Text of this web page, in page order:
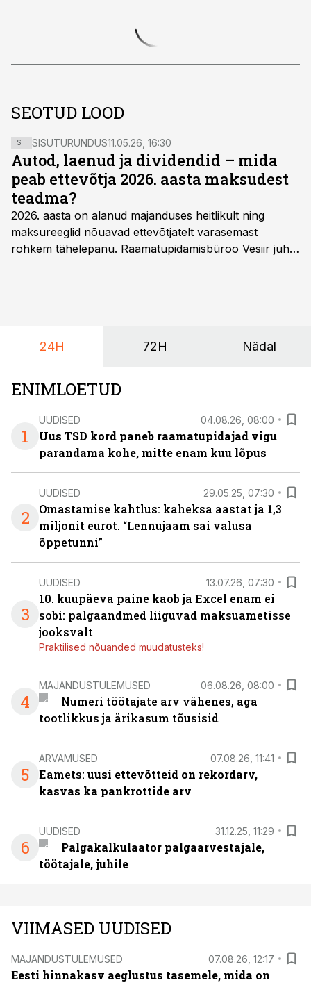
SEOTUD LOOD
ST SISUTURUNDUS11.05.26, 16:30
Autod, laenud ja dividendid – mida
peab ettevõtja 2026. aasta maksudest
teadma?
2026. aasta on alanud majanduses heitlikult ning
maksureeglid nõuavad ettevõtjatelt varasemast
rohkem tähelepanu. Raamatupidamisbüroo Vesiir juht
24H 72H Nädal
ENIMLOETUD
1
UUDISED 04.08.26, 08:00
Uus TSD kord paneb raamatupidajad vigu
parandama kohe, mitte enam kuu lõpus
2
UUDISED 29.05.25, 07:30
Omastamise kahtlus: kaheksa aastat ja 1,3
miljonit eurot. “Lennujaam sai valusa
õppetunni”
3
UUDISED 13.07.26, 07:30
10. kuupäeva paine kaob ja Excel enam ei
sobi: palgaandmed liiguvad maksuametisse
jooksvalt
Praktilised nõuanded muudatusteks!
4
MAJANDUSTULEMUSED 06.08.26, 08:00
Numeri töötajate arv vähenes, aga
tootlikkus ja ärikasum tõusisid
5
ARVAMUSED 07.08.26, 11:41
Eamets: uusi ettevõtteid on rekordarv,
kasvas ka pankrottide arv
6
UUDISED 31.12.25, 11:29
Palgakalkulaator palgaarvestajale,
töötajale, juhile
VIIMASED UUDISED
MAJANDUSTULEMUSED 07.08.26, 12:17
Eesti hinnakasv aeglustus tasemele, mida on